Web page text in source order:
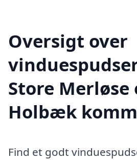
Oversigt over
Store
Holbæk
Find et godt